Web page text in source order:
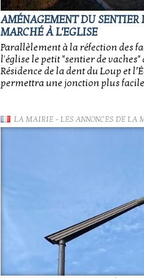
AMÉNAGEMENT DU SENTIER
MARCHÉ À L'EGLISE
Parallèlement à la réfection des
l'église le petit "sentier de
Résidence de la dent du Loup et
permettra une jonction plus
LA MAIRIE- LES ANNONCES DE LA